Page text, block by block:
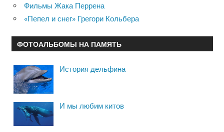
Фильмы Жака Перрена
«Пепел и снег» Грегори Кольбера
ФОТОАЛЬБОМЫ НА ПАМЯТЬ
История дельфина
И мы любим китов